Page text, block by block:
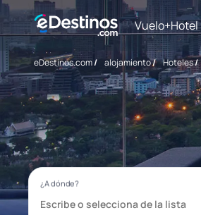
Vuelo+Hotel
eDestinos.com/ alojamiento/ Hoteles/